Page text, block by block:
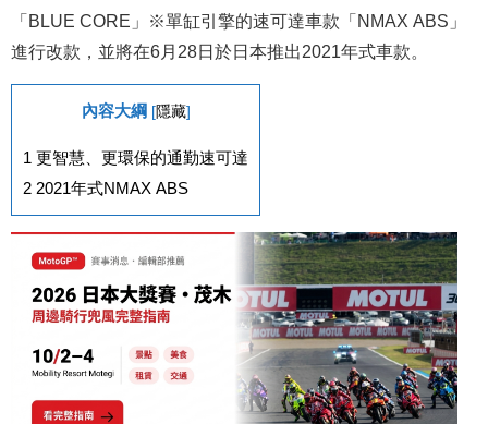
「BLUE CORE」※單缸引擎的速可達車款「NMAX ABS」
進行改款，並將在6月28日於日本推出2021年式車款。
內容大綱 [隱藏]
1 更智慧、更環保的通勤速可達
2 2021年式NMAX ABS